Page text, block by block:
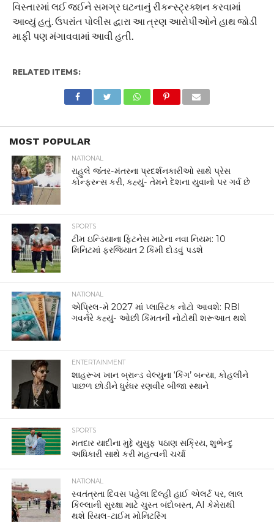
વિસ્તારમાં લઈ જઈને સમગ્ર ઘટનાનું રીકન્સ્ટ્રક્શન કરવામાં
આવ્યું હતું. ઉપરાંત પોલીસ દ્વારા આ ત્રણ આરોપીઓને હાથ જોડી
માફી પણ મંગાવવામાં આવી હતી.
RELATED ITEMS:
MOST POPULAR
NATIONAL
રાહુલે જંતર-મંતરના પ્રદર્શનકારીઓ સાથે પ્રેસ
કોન્ફરન્સ કરી, કહ્યું- તેમને દેશના યુવાનો પર ગર્વ છે
SPORTS
ટીમ ઇન્ડિયાના ફિટનેસ માટેના નવા નિયમ: 10
મિનિટમાં ફરજિયાત 2 કિમી દોડવું પડશે
NATIONAL
એપ્રિલ-મે 2027 માં પ્લાસ્ટિક નોટો આવશે: RBI
ગવર્નરે કહ્યું- ઓછી કિંમતની નોટોથી શરૂઆત થશે
ENTERTAINMENT
શાહરૂખ ખાન બ્રાન્ડ વેલ્યુના ‘કિંગ’ બન્યા, કોહલીને
પાછળ છોડીને ધુરંધર રણવીર બીજા સ્થાને
SPORTS
મતદાર યાદીના મુદ્દે યુસુફ પઠાણ સક્રિય, શુભેન્દુ
અધિકારી સાથે કરી મહત્વની ચર્ચા
NATIONAL
સ્વતંત્રતા દિવસ પહેલા દિલ્હી હાઈ એલર્ટ પર, લાલ
કિલ્લાની સુરક્ષા માટે ચુસ્ત બંદોબસ્ત, AI કેમેરાથી
થશે રિયલ-ટાઈમ મોનિટરિંગ